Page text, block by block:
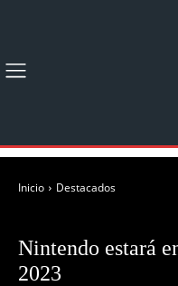
Inicio Destacados
Nintendo estará
2023